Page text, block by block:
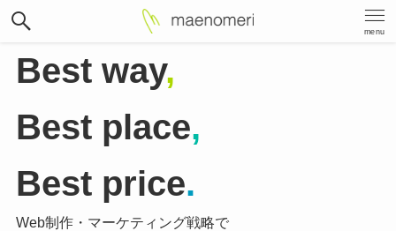
menu
Best way,
Best place,
Best price.
Web制作・マーケティング戦略で